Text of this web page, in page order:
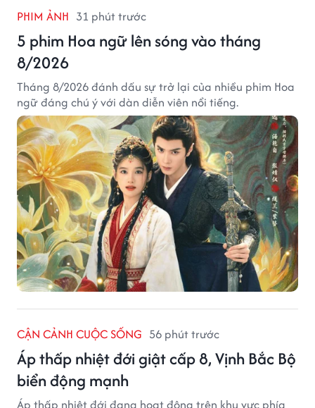
PHIM ẢNH 31 phút trước
5 phim Hoa ngữ lên sóng vào tháng
8/2026
Tháng 8/2026 đánh dấu sự trở lại của nhiều phim Hoa
ngữ đáng chú ý với dàn diễn viên nổi tiếng.
CẬN CẢNH CUỘC SỐNG 56 phút trước
Áp thấp nhiệt đới giật cấp 8, Vịnh Bắc Bộ
biển động mạnh